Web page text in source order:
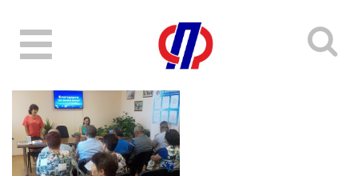
Toggle
navigation